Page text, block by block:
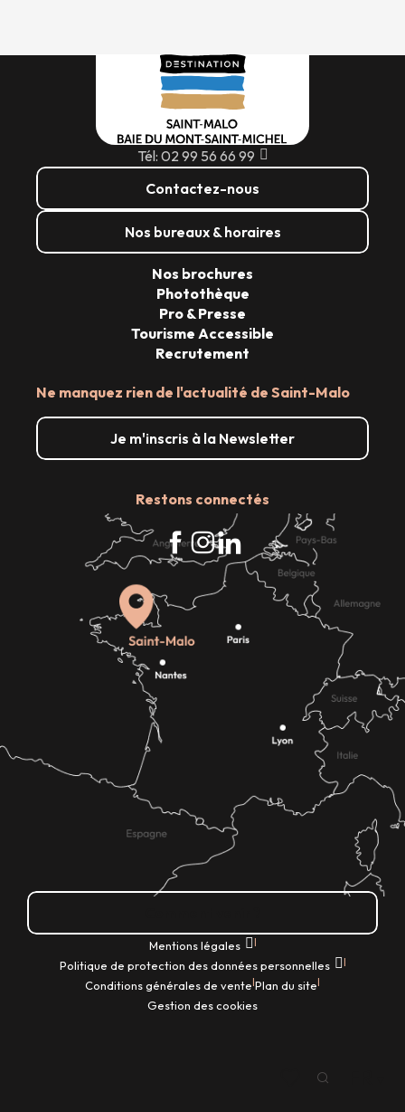
Tél: 02 99 56 66 99
Contactez-nous
Nos bureaux & horaires
Ne manquez rien de l'actualité de Saint-Malo
Je m'inscris à la Newsletter
Restons connectés
Nos brochures
Photothèque
Pro & Presse
Tourisme Accessible
Recrutement
Mentions légales |
Politique de protection des données personnelles |
Conditions générales de vente|Plan du site|
Gestion des cookies